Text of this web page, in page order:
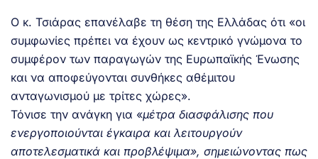
Ο κ. Τσιάρας επανέλαβε τη θέση της Ελλάδας ότι «οι
συμφωνίες πρέπει να έχουν ως κεντρικό γνώμονα το
συμφέρον των παραγωγών της Ευρωπαϊκής Ένωσης
και να αποφεύγονται συνθήκες αθέμιτου
ανταγωνισμού με τρίτες χώρες».
Τόνισε την ανάγκη για «μέτρα διασφάλισης που
ενεργοποιούνται έγκαιρα και λειτουργούν
αποτελεσματικά και προβλέψιμα», σημειώνοντας πως